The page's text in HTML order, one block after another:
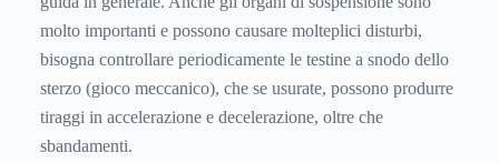
molto importanti e possono causare molteplici disturbi,
bisogna controllare periodicamente le testine a snodo dello
sterzo (gioco meccanico), che se usurate, possono produrre
tiraggi in accelerazione e decelerazione, oltre che
sbandamenti.